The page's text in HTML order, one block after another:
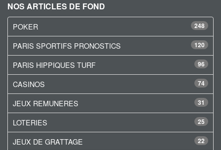
NOS ARTICLES DE FOND
248
POKER
120
PARIS SPORTIFS PRONOSTICS
96
PARIS HIPPIQUES TURF
74
CASINOS
31
JEUX REMUNERES
25
LOTERIES
22
JEUX DE GRATTAGE